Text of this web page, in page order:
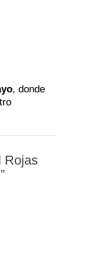
, donde
Rojas